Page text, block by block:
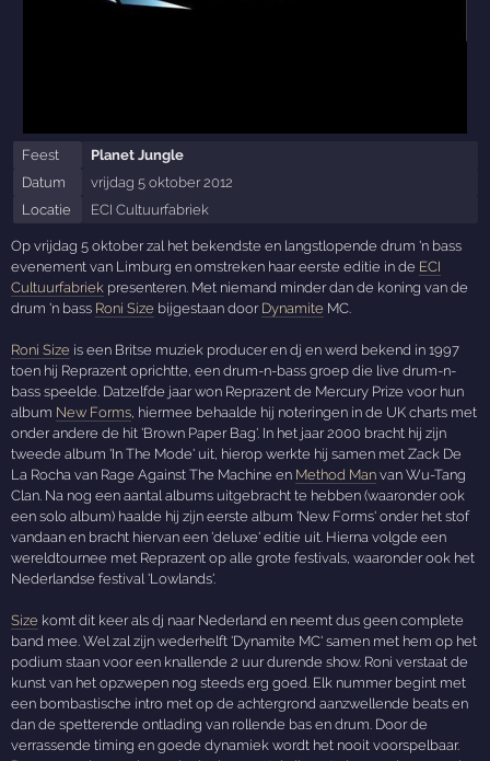
Feest
Planet Jungle
Datum
vrijdag 5 oktober 2012
Locatie
ECI Cultuurfabriek
Op vrijdag 5 oktober zal het bekendste en langstlopende drum 'n bass
evenement van Limburg en omstreken haar eerste editie in de ECI
Cultuurfabriek presenteren. Met niemand minder dan de koning van de
drum 'n bass Roni Size bijgestaan door Dynamite MC.
Roni Size is een Britse muziek producer en dj en werd bekend in 1997
toen hij Reprazent oprichtte, een drum-n-bass groep die live drum-n-
bass speelde. Datzelfde jaar won Reprazent de Mercury Prize voor hun
album New Forms, hiermee behaalde hij noteringen in de UK charts met
onder andere de hit 'Brown Paper Bag'. In het jaar 2000 bracht hij zijn
tweede album 'In The Mode' uit, hierop werkte hij samen met Zack De
La Rocha van Rage Against The Machine en Method Man van Wu-Tang
Clan. Na nog een aantal albums uitgebracht te hebben (waaronder ook
een solo album) haalde hij zijn eerste album 'New Forms' onder het stof
vandaan en bracht hiervan een 'deluxe' editie uit. Hierna volgde een
wereldtournee met Reprazent op alle grote festivals, waaronder ook het
Nederlandse festival 'Lowlands'.
Size komt dit keer als dj naar Nederland en neemt dus geen complete
band mee. Wel zal zijn wederhelft 'Dynamite MC' samen met hem op het
podium staan voor een knallende 2 uur durende show. Roni verstaat de
kunst van het opzwepen nog steeds erg goed. Elk nummer begint met
een bombastische intro met op de achtergrond aanzwellende beats en
dan de spetterende ontlading van rollende bas en drum. Door de
verrassende timing en goede dynamiek wordt het nooit voorspelbaar.